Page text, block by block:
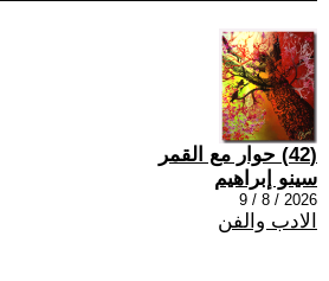
(42) حوار مع القمر
سينو إبراهيم
2026 / 8 / 9
الادب والفن